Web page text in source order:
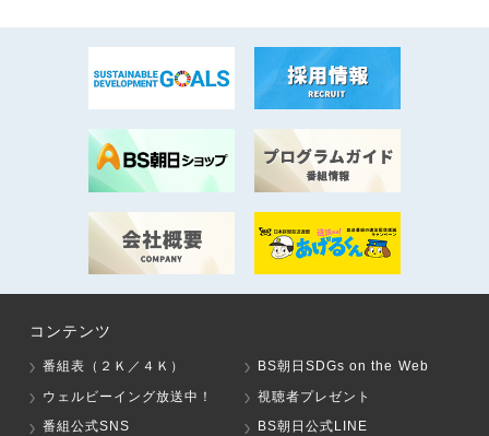
コンテンツ
番組表（２Ｋ／４Ｋ）
BS朝日SDGs on the Web
ウェルビーイング放送中！
視聴者プレゼント
番組公式SNS
BS朝日公式LINE